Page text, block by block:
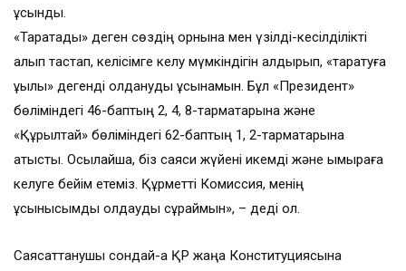
ұсынды.
«Таратады» деген сөздің орнына мен үзілді-кесілділікті
алып тастап, келісімге келу мүмкіндігін қалдырып, «таратуға
құқылы» дегенді қолдануды ұсынамын. Бұл «Президент»
бөліміндегі 46-баптың 2, 4, 8-тармақтарына және
«Құрылтай» бөліміндегі 62-баптың 1, 2-тармақтарына
қатысты. Осылайша, біз саяси жүйені икемді және ымыраға
келуге бейім етеміз. Құрметті Комиссия, менің
ұсынысымды қолдауды сұраймын», – деді ол.
Саясаттанушы сондай-ақ ҚР жаңа Конституциясына